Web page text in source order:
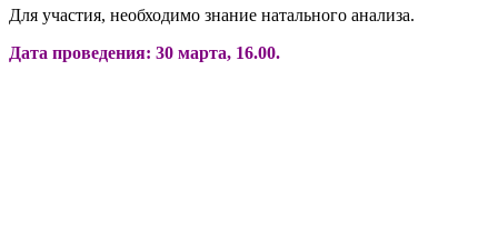
Для участия, необходимо знание натального анализа.
Дата проведения: 30 марта, 16.00.